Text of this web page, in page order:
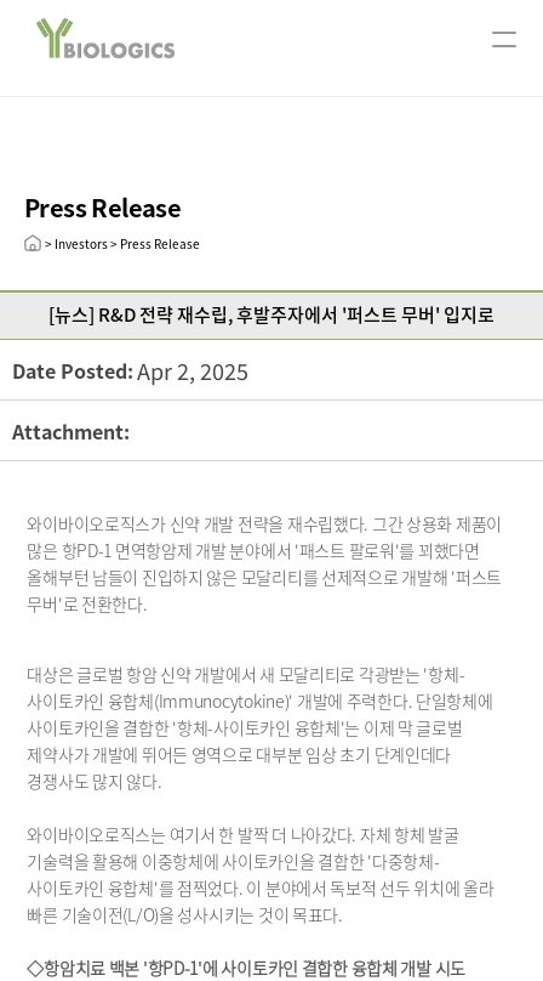
CEO message
Leadership
Research Areas
Technology
Pipeline
Open Innovation
INVESTORS
Disclosures
Financials
Announcements
Press Release
> Investors > Press Release
[뉴스] R&D 전략 재수립, 후발주자에서 '퍼스트 무버' 입지로
Apr 2, 2025
Date Posted:
Attachment:
와이바이오로직스가 신약 개발 전략을 재수립했다. 그간 상용화 제품이
많은 항PD-1 면역항암제 개발 분야에서 '패스트 팔로워'를 꾀했다면
올해부턴 남들이 진입하지 않은 모달리티를 선제적으로 개발해 '퍼스트
무버'로 전환한다.
대상은 글로벌 항암 신약 개발에서 새 모달리티로 각광받는 '항체-
사이토카인 융합체(Immunocytokine)' 개발에 주력한다. 단일항체에
사이토카인을 결합한 '항체-사이토카인 융합체'는 이제 막 글로벌
제약사가 개발에 뛰어든 영역으로 대부분 임상 초기 단계인데다
경쟁사도 많지 않다.
와이바이오로직스는 여기서 한 발짝 더 나아갔다. 자체 항체 발굴
기술력을 활용해 이중항체에 사이토카인을 결합한 '다중항체-
사이토카인 융합체'를 점찍었다. 이 분야에서 독보적 선두 위치에 올라
빠른 기술이전(L/O)을 성사시키는 것이 목표다.
◇항암치료 백본 '항PD-1'에 사이토카인 결합한 융합체 개발 시도